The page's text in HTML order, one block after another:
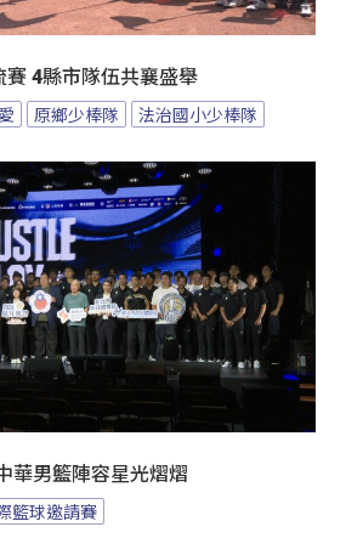
4縣市隊伍共襄盛舉
原鄉少棒隊 法治國小少棒隊
華男籃陣容星光熠熠
籃球邀請賽